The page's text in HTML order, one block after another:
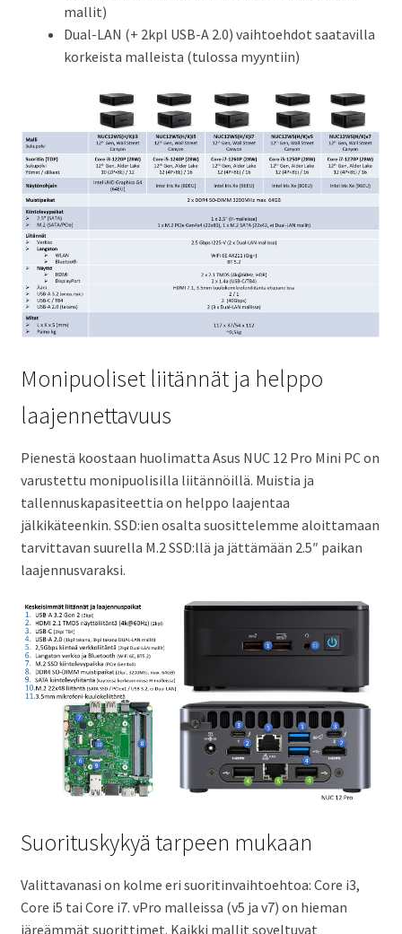
mallit)
Dual-LAN (+ 2kpl USB-A 2.0) vaihtoehdot saatavilla
korkeista malleista (tulossa myyntiin)
Monipuoliset liitännät ja helppo
laajennettavuus
Pienestä koostaan huolimatta Asus NUC 12 Pro Mini PC on
varustettu monipuolisilla liitännöillä. Muistia ja
tallennuskapasiteettia on helppo laajentaa
jälkikäteenkin. SSD:ien osalta suosittelemme aloittamaan
tarvittavan suurella M.2 SSD:llä ja jättämään 2.5″ paikan
laajennusvaraksi.
Suorituskykyä tarpeen mukaan
Valittavanasi on kolme eri suoritinvaihtoehtoa: Core i3,
Core i5 tai Core i7. vPro malleissa (v5 ja v7) on hieman
järeämmät suorittimet. Kaikki mallit soveltuvat